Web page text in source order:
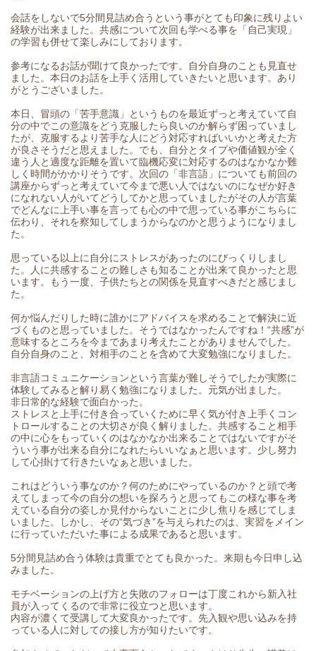
会話をしないで5分間見詰め合うという事がとても印象に残りよい
経験が出来ました。共感について次回も学べる事を「自己実現」
の学習も併せて楽しみにしております。
参考になるお話が聞けて良かったです。自分自身のことも見直せ
ました。本日のお話を上手く活用していきたいと思います。あり
がとうございました。
本日、冒頭の「苦手意識」というものを最近ずっと考えていて自
分の中でこの意識をどう克服したら良いのか解らず困っていまし
たが、克服するより苦手な人にどう対応すればいいかと考えた方
が良さそうだと思えました。でも、自分とタイプや価値観が全く
違う人と適度な距離を置いて臨機応変に対応するのはなかなか難
しく時間がかかりそうです。次回の「非言語」についても前回の
講座からずっと考えていて今まで悪い人ではないのになぜか好き
になれない人がいてどうしてかと思っていましたがその人が言葉
でどんなに上手い事を言っても心の中で思っている事がこちらに
伝わり、それを察知してしまうからなのかと思うようになりまし
た。
思っている以上に自分にストレスがあったのにびっくりしまし
た。人に共感することの難しさも知ることが出来て良かったと思
います。もう一度、子供たちとの関係を見直すべきだと感じまし
た。
何か悩んだりした時に誰かにアドバイスを求めることで解決に近
づくものと思っていました。そうではなかったんですね！“共感”が
意味するところを今まであまり考えたことがありませんでした。
自分自身のこと、対相手のことを含めて大変勉強になりました。
非言語コミュニケーションという言葉が難しそうでしたが実際に
体験してみると解り易く勉強になりました。元気が出ました。
非日常的な経験で面白かった。
ストレスと上手に付き合っていくために早く気が付き上手くコン
トロールすることの大切さが良く解りました。共感すること相手
の中に心をもっていくのはなかなか出来ることではないですがそ
ういう事が出来る自分になれたらいいなぁと思います。少し努力
して心掛けて行きたいなぁと思いました。
これはどういう事なのか？何のためにやっているのか？と頭で考
えてしまって今の自分の想いを探ろうと思ってもこの様な事を考
えている自分の姿しか見付からないことに少し焦りを感じてしま
いました。しかし、その“気づき”を与えられたのは、実習をメイン
に行っていただいた事による成果であると思います。
5分間見詰め合う体験は貴重でとても良かった。来期も今日申し込
みました。
モチベーションの上げ方と失敗のフォローは丁度これから新入社
員が入ってくるので非常に役立つと思います。
内容が濃くて受講して大変良かったです。先入観や思い込みを持
っている人に対しての接し方が知りたいです。